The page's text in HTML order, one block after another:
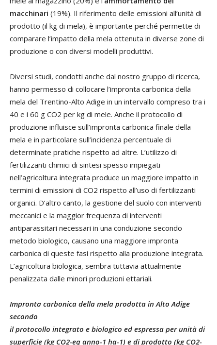
macchinari (19%). Il riferimento delle emissioni all’unità di
prodotto (il kg di mela), è importante perché permette di
comparare l’impatto della mela ottenuta in diverse zone di
produzione o con diversi modelli produttivi.
Diversi studi, condotti anche dal nostro gruppo di ricerca,
hanno permesso di collocare l’impronta carbonica della
mela del Trentino-Alto Adige in un intervallo compreso tra i
40 e i 60 g CO2 per kg di mele. Anche il protocollo di
produzione influisce sull’impronta carbonica finale della
mela e in particolare sull’incidenza percentuale di
determinate pratiche rispetto ad altre. L’utilizzo di
fertilizzanti chimici di sintesi spesso impiegati
nell’agricoltura integrata produce un maggiore impatto in
termini di emissioni di CO2 rispetto all’uso di fertilizzanti
organici. D’altro canto, la gestione del suolo con interventi
meccanici e la maggior frequenza di interventi
antiparassitari necessari in una conduzione secondo
metodo biologico, causano una maggiore impronta
carbonica di queste fasi rispetto alla produzione integrata.
L’agricoltura biologica, sembra tuttavia attualmente
penalizzata dalle minori produzioni ettariali.
Impronta carbonica della mela prodotta in Alto Adige
secondo
il protocollo integrato e biologico ed espressa per unità di
superficie (kg CO2-eq anno-1 ha-1) e di prodotto (kg CO2-